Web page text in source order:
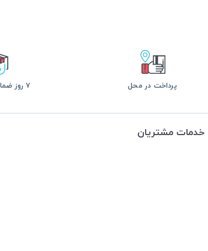
پرداخت در محل ۷ روز ضمانت بازگشت
خدمات مشتریان